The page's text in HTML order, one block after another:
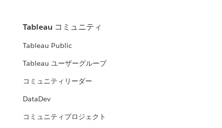
Tableau コミュニティ
Tableau Public
Tableau ユーザーグループ
コミュニティリーダー
DataDev
コミュニティプロジェクト